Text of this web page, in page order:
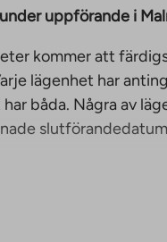
uppförande i
kommer att
lägenhet har
båda. Några av